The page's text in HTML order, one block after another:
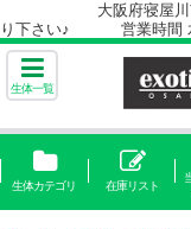
大阪府寝屋川市に店
り下さい♪ 営業時間 水
生体一覧
生体カテゴリ 在庫リスト